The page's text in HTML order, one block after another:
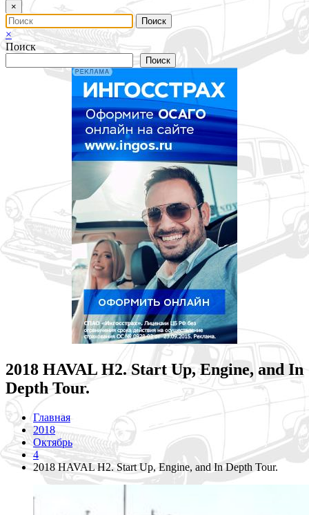
×
×
Поиск
Поиск
2018 HAVAL H2. Start Up, Engine, and In
Depth Tour.
Главная
2018
Октябрь
4
2018 HAVAL H2. Start Up, Engine, and In Depth Tour.